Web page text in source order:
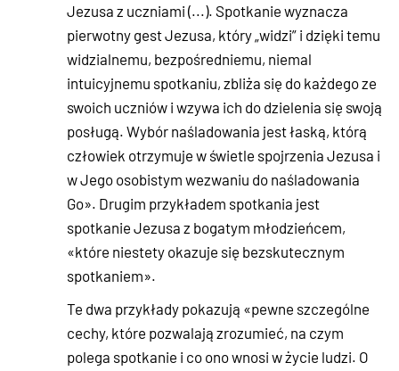
Jezusa z uczniami (...). Spotkanie wyznacza
pierwotny gest Jezusa, który „widzi” i dzięki temu
widzialnemu, bezpośredniemu, niemal
intuicyjnemu spotkaniu, zbliża się do każdego ze
swoich uczniów i wzywa ich do dzielenia się swoją
posługą. Wybór naśladowania jest łaską, którą
człowiek otrzymuje w świetle spojrzenia Jezusa i
w Jego osobistym wezwaniu do naśladowania
Go». Drugim przykładem spotkania jest
spotkanie Jezusa z bogatym młodzieńcem,
«które niestety okazuje się bezskutecznym
spotkaniem».
Te dwa przykłady pokazują «pewne szczególne
cechy, które pozwalają zrozumieć, na czym
polega spotkanie i co ono wnosi w życie ludzi. O